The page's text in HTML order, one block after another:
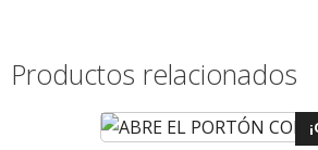
Productos relacionados